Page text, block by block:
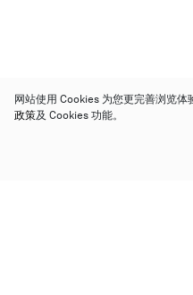
网站使用 Cookies 为您更完善浏览
政策及 Cookies 功能。